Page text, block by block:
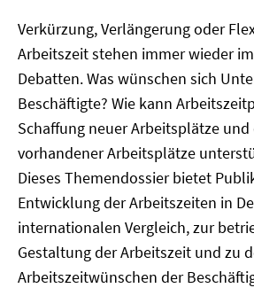
Verkürzung, Verlängerung oder
Arbeitszeit stehen immer wieder
Debatten. Was wünschen sich
Beschäftigte? Wie kann
Schaffung neuer Arbeitsplätze
vorhandener Arbeitsplätze
Dieses Themendossier bietet
Entwicklung der Arbeitszeiten in
internationalen Vergleich, zur
Gestaltung der Arbeitszeit und zu
Arbeitszeitwünschen der